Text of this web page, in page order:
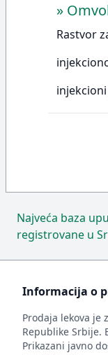
»
Rastvor
Najveća baza
registrovane u
Informacija o
Prodaja lekova je
Republike Srbije.
Prikazani javno